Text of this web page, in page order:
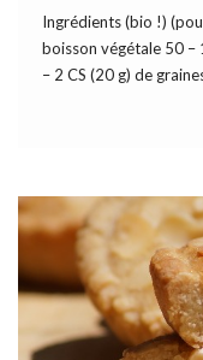
Ingrédients (bio !)
boisson végétale 50 –
– 2 CS (20 g) de